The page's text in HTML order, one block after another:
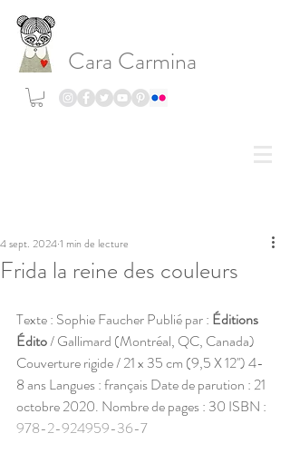
Cara Carmina
Frida la reine des couleurs
4 sept. 20241 min de lecture
Texte : Sophie Faucher Publié par : Éditions
Édito / Gallimard (Montréal, QC, Canada)
Couverture rigide / 21 x 35 cm (9,5 X 12'') 4-
8 ans Langues : français Date de parution : 21
octobre 2020. Nombre de pages : 30 ISBN :
978-2-924959-36-7